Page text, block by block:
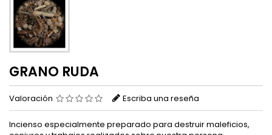
GRANO RUDA
Valoración Escriba una reseña
Incienso especialmente preparado para destruir maleficios,